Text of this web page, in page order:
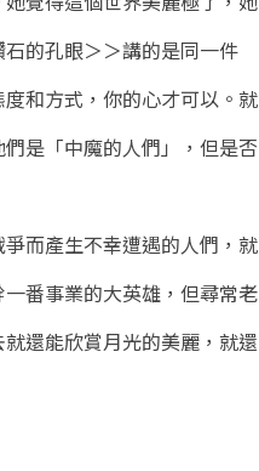
的孔眼＞＞講的是同一件
和方式，你的心才可以。就
是「中魔的人們」，但是否
而產生不幸遭遇的人們，就
番事業的大英雄，但尋常老
還能欣賞月光的美麗，就還